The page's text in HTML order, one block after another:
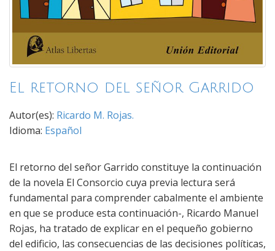
El retorno del señor Garrido
Autor(es): Ricardo M. Rojas.
Idioma: Español
El retorno del señor Garrido constituye la continuación
de la novela El Consorcio cuya previa lectura será
fundamental para comprender cabalmente el ambiente
en que se produce esta continuación-, Ricardo Manuel
Rojas, ha tratado de explicar en el pequeño gobierno
del edificio, las consecuencias de las decisiones políticas,